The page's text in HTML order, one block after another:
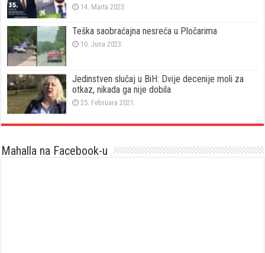
14. Marta 2023.
Teška saobraćajna nesreća u Pločarima
10. Juna 2023.
Jedinstven slučaj u BiH: Dvije decenije moli za
otkaz, nikada ga nije dobila
25. Februara 2021.
Mahalla na Facebook-u